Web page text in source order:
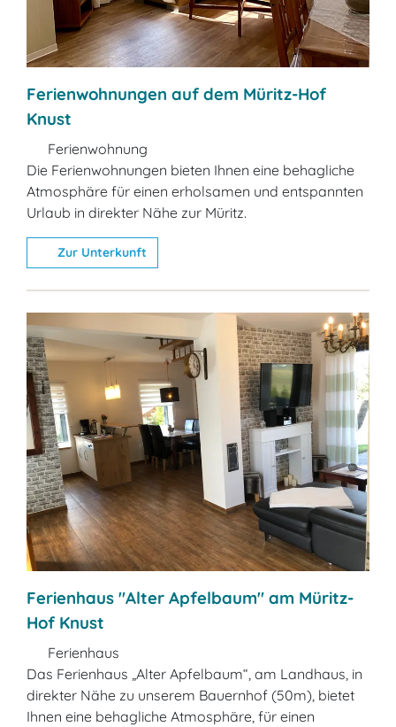
Ferienwohnungen auf dem Müritz-Hof
Knust
Ferienwohnung
Die Ferienwohnungen bieten Ihnen eine behagliche
Atmosphäre für einen erholsamen und entspannten
Urlaub in direkter Nähe zur Müritz.
Zur Unterkunft
Ferienhaus "Alter Apfelbaum" am Müritz-
Hof Knust
Ferienhaus
Das Ferienhaus „Alter Apfelbaum“, am Landhaus, in
direkter Nähe zu unserem Bauernhof (50m), bietet
Ihnen eine behagliche Atmosphäre, für einen